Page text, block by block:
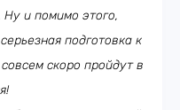
и помимо этого,
подготовка к
скоро пройдут в